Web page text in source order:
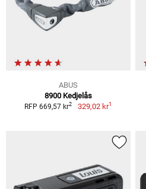
ABUS
8900 Kedjelås
RFP 669,57 kr2 329,02 kr1